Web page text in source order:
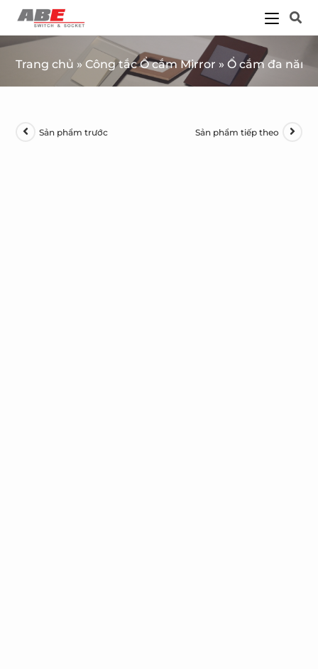
Trang chủ »Công tắc Ổ cắm Mirror »Ổ cắm đa
Sản phẩm trước Sản phẩm tiếp theo